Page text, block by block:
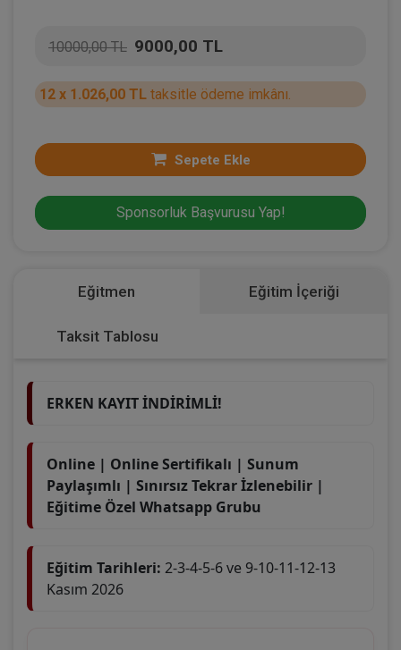
10000,00 TL 9000,00 TL
12 x 1.026,00 TL taksitle ödeme imkânı.
Sepete Ekle
Sponsorluk Başvurusu Yap!
Eğitmen Eğitim İçeriği
Taksit Tablosu
ERKEN KAYIT İNDİRİMLİ!
Online | Online Sertifikalı | Sunum
Paylaşımlı | Sınırsız Tekrar İzlenebilir |
Eğitime Özel Whatsapp Grubu
Eğitim Tarihleri: 2-3-4-5-6 ve 9-10-11-12-13
Kasım 2026